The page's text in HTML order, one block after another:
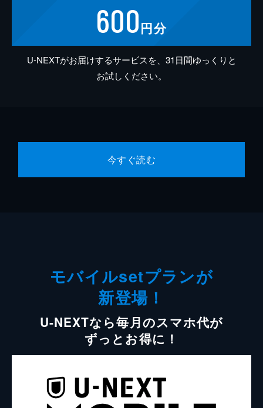
600円分
U-NEXTがお届けするサービスを、31日間ゆっくりと
お試しください。
今すぐ読む
モバイルsetプランが
新登場！
U-NEXTなら毎月のスマホ代が
ずっとお得に！